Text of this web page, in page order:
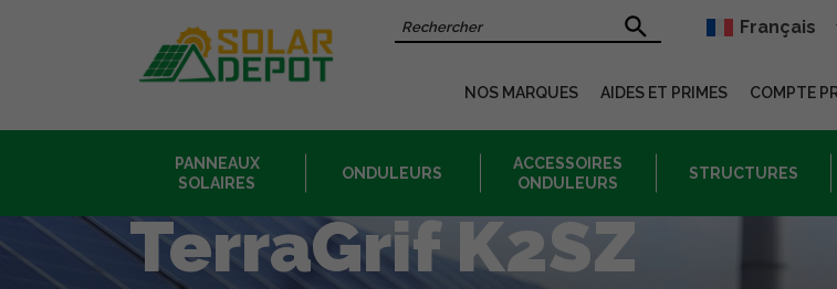
Recherche sur le site Français
NOS MARQUES AIDES ET PRIMES COMPTE
PANNEAUX
SOLAIRES
ONDULEURS
ACCESSOIRES
ONDULEURS
STRUCTURES
TerraGrif K2SZ